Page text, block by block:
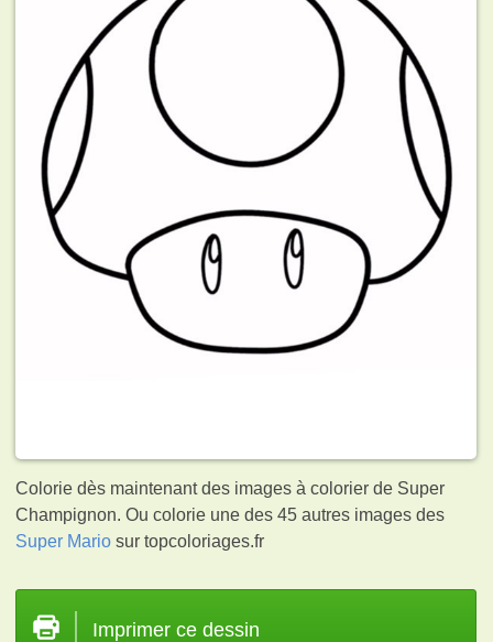
Colorie dès maintenant des images à colorier de Super
Champignon. Ou colorie une des 45 autres images des
Super Mario sur topcoloriages.fr
Imprimer ce dessin